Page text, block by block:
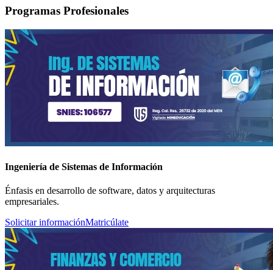
Programas Profesionales
Ingeniería de Sistemas de Información
Énfasis en desarrollo de software, datos y arquitecturas
empresariales.
Solicitar informaciónMatricúlate